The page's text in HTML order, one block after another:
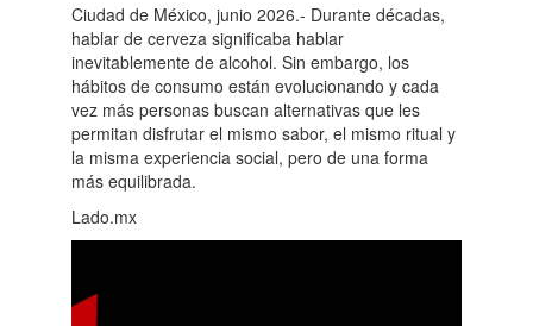
Ciudad de México, junio 2026.- Durante décadas,
hablar de cerveza significaba hablar
inevitablemente de alcohol. Sin embargo, los
hábitos de consumo están evolucionando y cada
vez más personas buscan alternativas que les
permitan disfrutar el mismo sabor, el mismo ritual y
la misma experiencia social, pero de una forma
más equilibrada.
Lado.mx